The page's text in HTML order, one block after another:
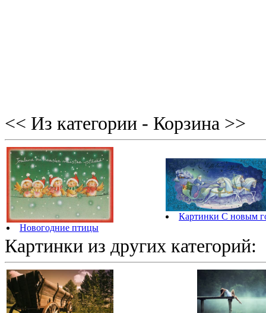
<< Из категории - Корзина >>
Новогодние птицы
Картинки С новым
Картинки из других категорий: